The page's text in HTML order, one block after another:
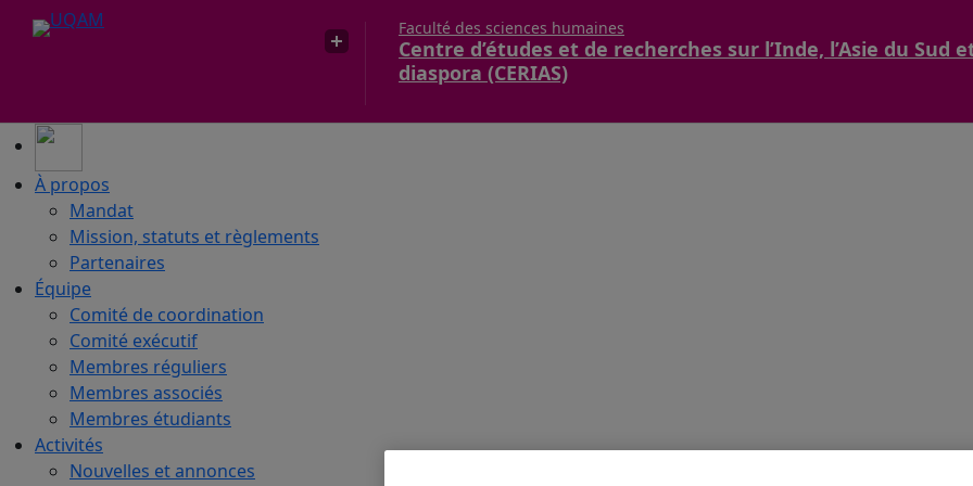
Faculté des sciences humaines
Centre d’études et de recherches sur l’Inde, l’Asie du Sud
diaspora (CERIAS)
À propos
Mandat
Mission, statuts et règlements
Partenaires
Équipe
Comité de coordination
Comité exécutif
Membres réguliers
Membres associés
Membres étudiants
Activités
Nouvelles et annonces